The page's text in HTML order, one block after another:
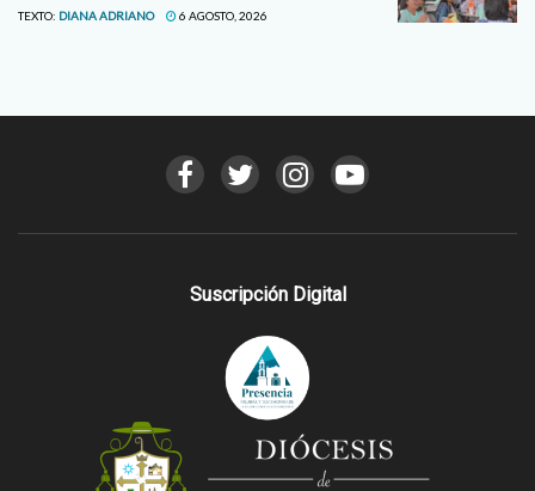
TEXTO: DIANA ADRIANO 6 AGOSTO, 2026
Suscripción Digital